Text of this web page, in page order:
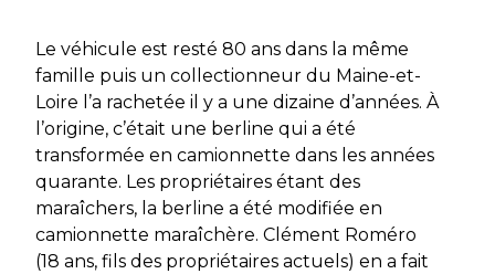
Le véhicule est resté 80 ans dans la même
famille puis un collectionneur du Maine-et-
Loire l’a rachetée il y a une dizaine d’années. À
l’origine, c’était une berline qui a été
transformée en camionnette dans les années
quarante. Les propriétaires étant des
maraîchers, la berline a été modifiée en
camionnette maraîchère. Clément Roméro
(18 ans, fils des propriétaires actuels) en a fait